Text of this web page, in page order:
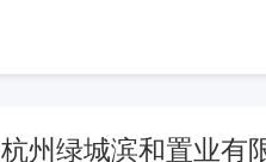
杭州绿城滨和置业有